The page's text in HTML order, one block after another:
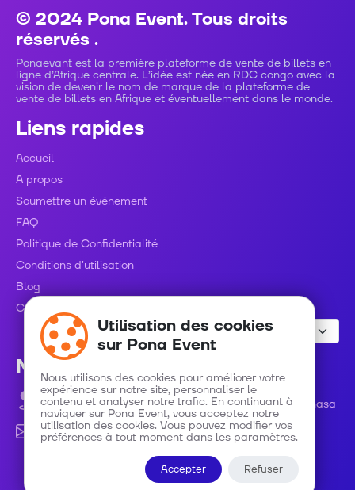
© 2024 Pona Event. Tous droits
réservés .
Ponaevant est la première plateforme de vente de billets en
ligne d’Afrique centrale. L’idée est née en RDC congo avec la
vision de devenir le nom de marque de la plateforme de
vente de billets en Afrique et éventuellement dans le monde.
Liens rapides
Accueil
A propos
Soumettre un événement
FAQ
Politique de Confidentialité
Conditions d'utilisation
Blog
Contact
Nous contacter
Avenue Roi Baudouin numéro 48 C/ Gombe - Kinshasa
info@ponaevent.com
Utilisation des cookies
sur Pona Event
Nous utilisons des cookies pour améliorer votre
expérience sur notre site, personnaliser le
contenu et analyser notre trafic. En continuant à
naviguer sur Pona Event, vous acceptez notre
utilisation des cookies. Vous pouvez modifier vos
préférences à tout moment dans les paramètres.
Accepter Refuser